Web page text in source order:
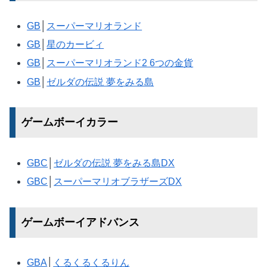
GB
スーパーマリオランド
GB │星のカービィ
GB
スーパーマリオランド2 6つの金貨
GB
ゼルダの伝説 夢をみる島
ゲームボーイカラー
GBC
ゼルダの伝説 夢をみる島DX
GBC
スーパーマリオブラザーズDX
ゲームボーイアドバンス
GBA くるくるくるりん